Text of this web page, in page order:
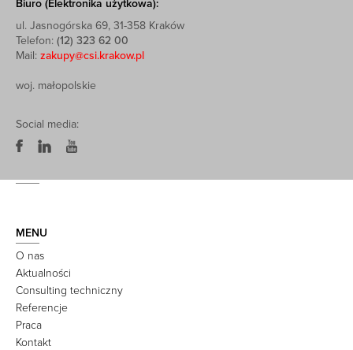
Biuro (Elektronika użytkowa):
ul. Jasnogórska 69, 31-358 Kraków
Telefon: (12) 323 62 00
Mail: zakupy@csi.krakow.pl
woj. małopolskie
Social media:
MENU
O nas
Aktualności
Consulting techniczny
Referencje
Praca
Kontakt